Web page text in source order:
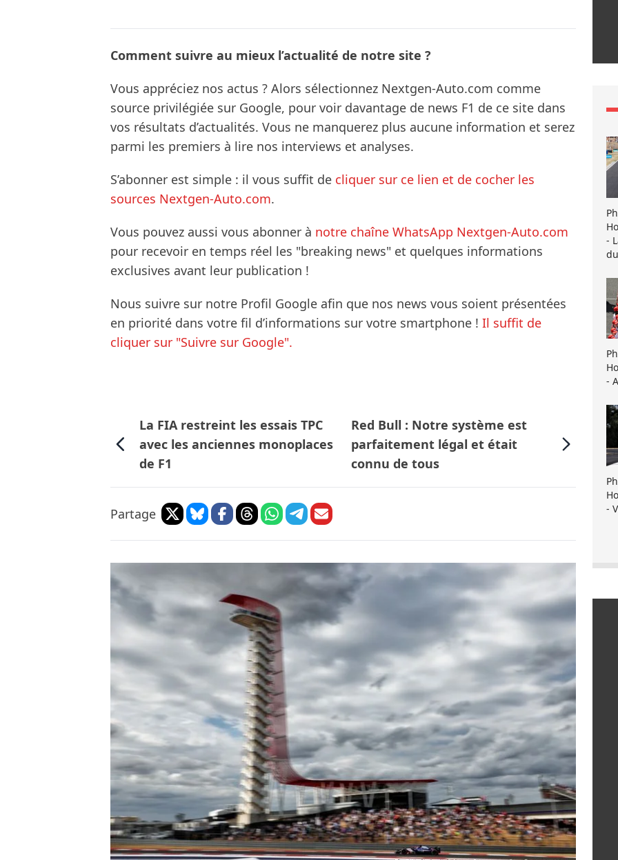
Comment suivre au mieux l’actualité de notre site ?
Vous appréciez nos actus ? Alors sélectionnez Nextgen-Auto.com comme
source privilégiée sur Google, pour voir davantage de news F1 de ce site dans
vos résultats d’actualités. Vous ne manquerez plus aucune information et serez
parmi les premiers à lire nos interviews et analyses.
S’abonner est simple : il vous suffit de cliquer sur ce lien et de cocher les
sources Nextgen-Auto.com.
Vous pouvez aussi vous abonner à notre chaîne WhatsApp Nextgen-Auto.com
pour recevoir en temps réel les "breaking news" et quelques informations
exclusives avant leur publication !
Nous suivre sur notre Profil Google afin que nos news vous soient présentées
en priorité dans votre fil d’informations sur votre smartphone ! Il suffit de
cliquer sur "Suivre sur Google".
La FIA restreint les essais TPC
avec les anciennes monoplaces
de F1
Red Bull : Notre système est
parfaitement légal et était
connu de tous
Partage
-
-
-